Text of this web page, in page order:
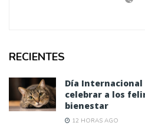
RECIENTES
Día Internacional
celebrar a los
bienestar
12 HORAS AGO